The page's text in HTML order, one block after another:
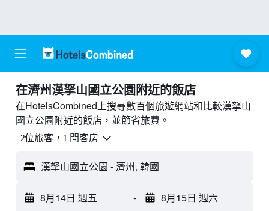
​在濟州漢拏山國立公園附近​的飯店
在HotelsCombined上搜尋數百個旅遊網站和比較漢拏山
國立公園附近的飯店，並節省旅費。
2位旅客，1 間客房
漢拏山國立公園 - 濟州, 韓國
8月14日 週五 - 8月15日 週六